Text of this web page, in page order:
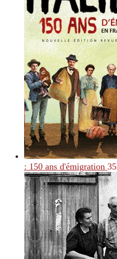
: 150 ans d'émigration